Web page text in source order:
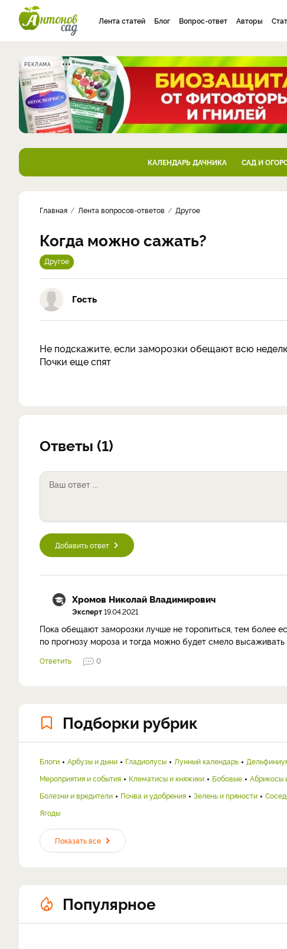
Лента статей Блог Вопрос-ответ Авторы
РЕКЛАМА
КАЛЕНДАРЬ ДАЧНИКА САД И
Главная Лента вопросов-ответов Другое
Когда можно сажать?
Другое
Гость
Не подскажите, если заморозки обещают всю
Почки еще спят
Ответы (1)
Добавить ответ
Хромов Николай Владимирович
Эксперт19.04.2021
Пока обещают заморозки лучше не торопиться, тем более
по прогнозу мороза и тогда можно будет смело высаживать
Ответить 0
Подборки рубрик
Блоги Арбузы и дыни Гладиолусы Лунный календарь
Мероприятия и события
Клематисы и княжики Бобовые Абрикосы
Болезни и вредители
Почва и удобрения Зелень и пряности
Ягоды
Показать все
Популярное